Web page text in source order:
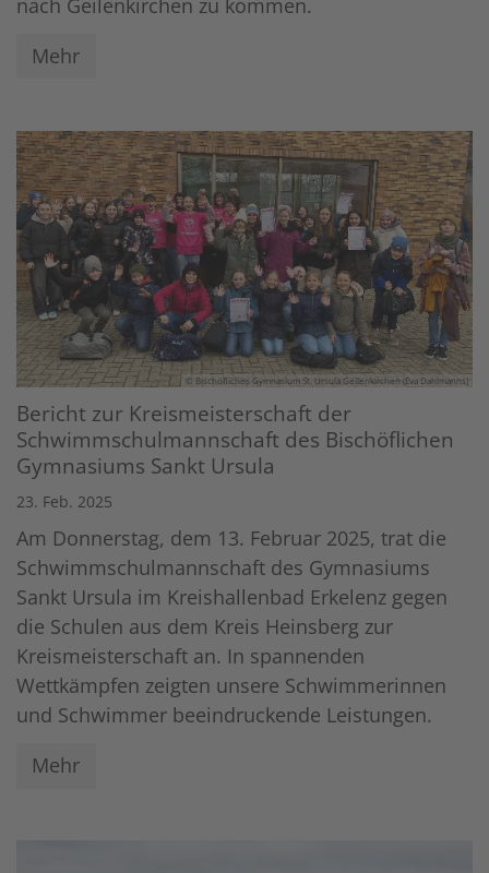
Mehr
© Bischöfliches Gymnasium St. Ursula Geilenkirchen (Eva Dahlmanns)
Bericht zur Kreismeisterschaft der
Schwimmschulmannschaft des Bischöflichen
Gymnasiums Sankt Ursula
23. Feb. 2025
Am Donnerstag, dem 13. Februar 2025, trat die
Schwimmschulmannschaft des Gymnasiums
Sankt Ursula im Kreishallenbad Erkelenz gegen
die Schulen aus dem Kreis Heinsberg zur
Kreismeisterschaft an. In spannenden
Wettkämpfen zeigten unsere Schwimmerinnen
und Schwimmer beeindruckende Leistungen.
Mehr